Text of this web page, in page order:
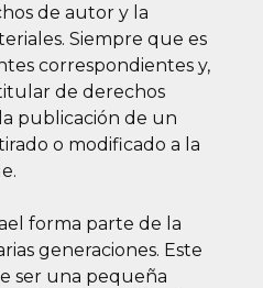
de autor y la
Siempre que es
correspondientes y,
de derechos
publicación de un
o modificado a la
forma parte de la
generaciones. Este
ser una pequeña